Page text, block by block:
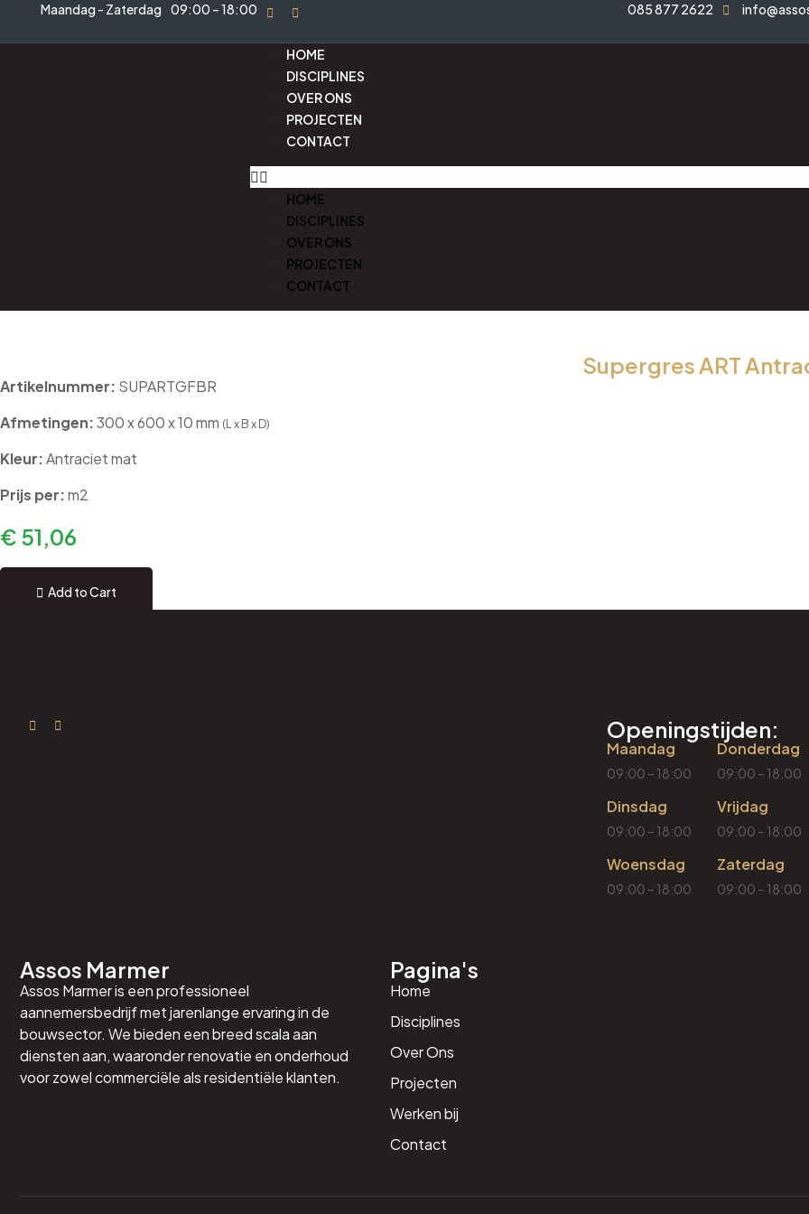
Maandag - Zaterdag 09:00 – 18:00 085 877 2622
HOME
DISCIPLINES
OVER ONS
PROJECTEN
CONTACT
HOME
DISCIPLINES
OVER ONS
PROJECTEN
CONTACT
Supergres ART
Artikelnummer: SUPARTGFBR
Afmetingen:300 x 600 x 10 mm (L x B x D)
Kleur:Antraciet mat
Prijs per:m2
€ 51,06
Add to Cart
Openingstijden:
Maandag
09:00 – 18:00
Dinsdag
09:00 – 18:00
Woensdag
09:00 – 18:00
Donderdag
09:00 – 18:00
Vrijdag
09:00 – 18:00
Zaterdag
09:00 – 18:00
Assos Marmer
Assos Marmer is een professioneel
aannemersbedrijf met jarenlange ervaring in de
bouwsector. We bieden een breed scala aan
diensten aan, waaronder renovatie en onderhoud
voor zowel commerciële als residentiële klanten.
Pagina's
Home
Disciplines
Over Ons
Projecten
Werken bij
Contact